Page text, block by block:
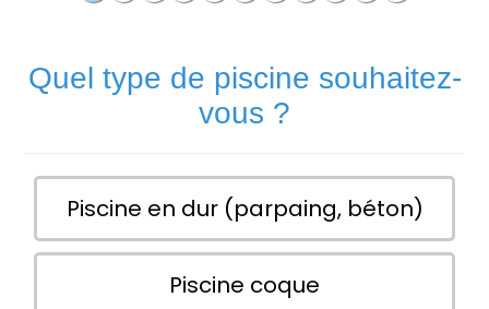
Quel type de piscine souhaitez-
vous ?
Piscine en dur (parpaing, béton)
Piscine coque